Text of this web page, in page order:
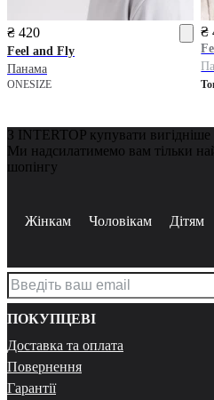
₴ 420
Feel and Fly
Панама
ONESIZE
₴
З INTERTOP купувати вигідніше
Ми надсилатимемо вам тільки
шопінгу
Жінкам Чоловікам Дітям
ПОКУПЦЕВІ
Доставка та оплата
Повернення
Гарантії